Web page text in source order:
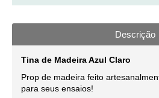
Descrição
Tina de Madeira Azul Claro
Prop de madeira feito
para seus ensaios!